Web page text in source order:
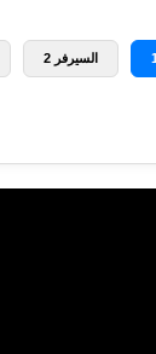
السيرفر 2